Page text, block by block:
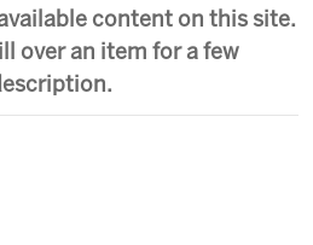
content on this site.
over an item for a few